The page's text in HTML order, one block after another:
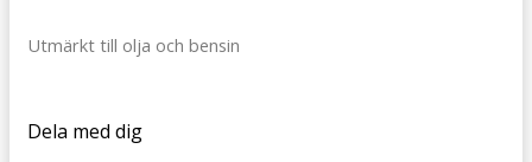
Utmärkt till olja och bensin
Dela med dig